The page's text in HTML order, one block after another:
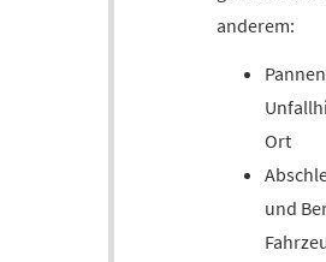
anderem:
Ort
und